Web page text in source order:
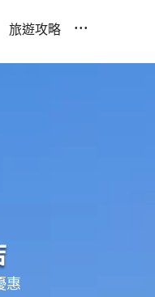
旅遊攻略 ...
惠